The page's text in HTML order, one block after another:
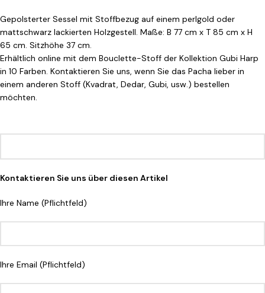
Gepolsterter Sessel mit Stoffbezug auf einem perlgold oder
mattschwarz lackierten Holzgestell. Maße: B 77 cm x T 85 cm x H
65 cm. Sitzhöhe 37 cm.
Erhältlich online mit dem Bouclette-Stoff der Kollektion Gubi Harp
in 10 Farben. Kontaktieren Sie uns, wenn Sie das Pacha lieber in
einem anderen Stoff (Kvadrat, Dedar, Gubi, usw.) bestellen
möchten.
Kontaktieren Sie uns über diesen Artikel
Ihre Name (Pflichtfeld)
Ihre Email (Pflichtfeld)